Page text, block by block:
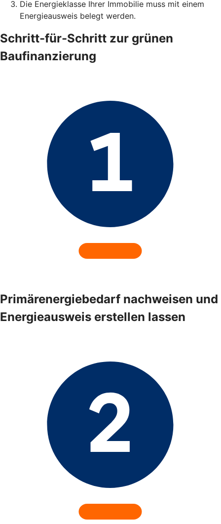
Die Energieklasse Ihrer Immobilie muss mit einem
Energieausweis belegt werden.
Schritt-für-Schritt zur grünen
Baufinanzierung
Primärenergiebedarf nachweisen und
Energieausweis erstellen lassen